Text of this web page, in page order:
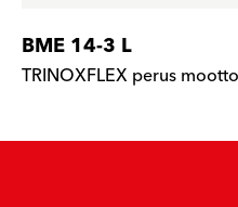
BME 14-3 L
TRINOXFLEX perus